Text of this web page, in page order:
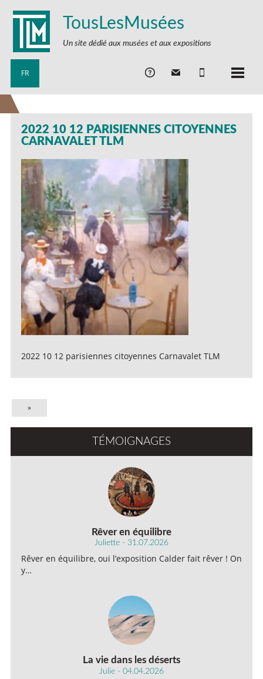
TousLesMusées
Un site dédié aux musées et aux expositions
FR
2022 10 12 PARISIENNES CITOYENNES
CARNAVALET TLM
2022 10 12 parisiennes citoyennes Carnavalet TLM
»
TÉMOIGNAGES
Rêver en équilibre
Juliette - 31.07.2026
Rêver en équilibre, oui l’exposition Calder fait rêver ! On
y…
La vie dans les déserts
Julie - 04.04.2026